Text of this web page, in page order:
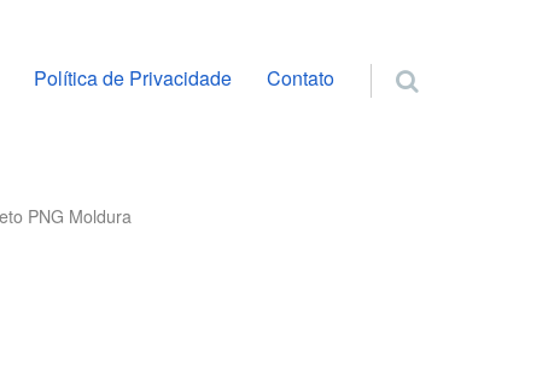
o conteúdo
Política de Privacidade Contato
PNG Moldura